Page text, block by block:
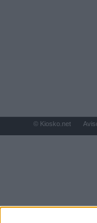
© Kiosko.net